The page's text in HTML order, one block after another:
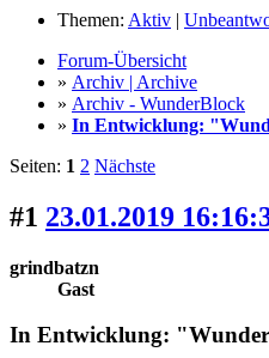
Themen: Aktiv |
Forum-Übersicht
» Archiv | Archive
» Archiv - WunderBlock
» In Entwicklung:
Seiten: 1 2 Nächste
#1 23.01.2019
grindbatzn
Gast
In Entwicklung: